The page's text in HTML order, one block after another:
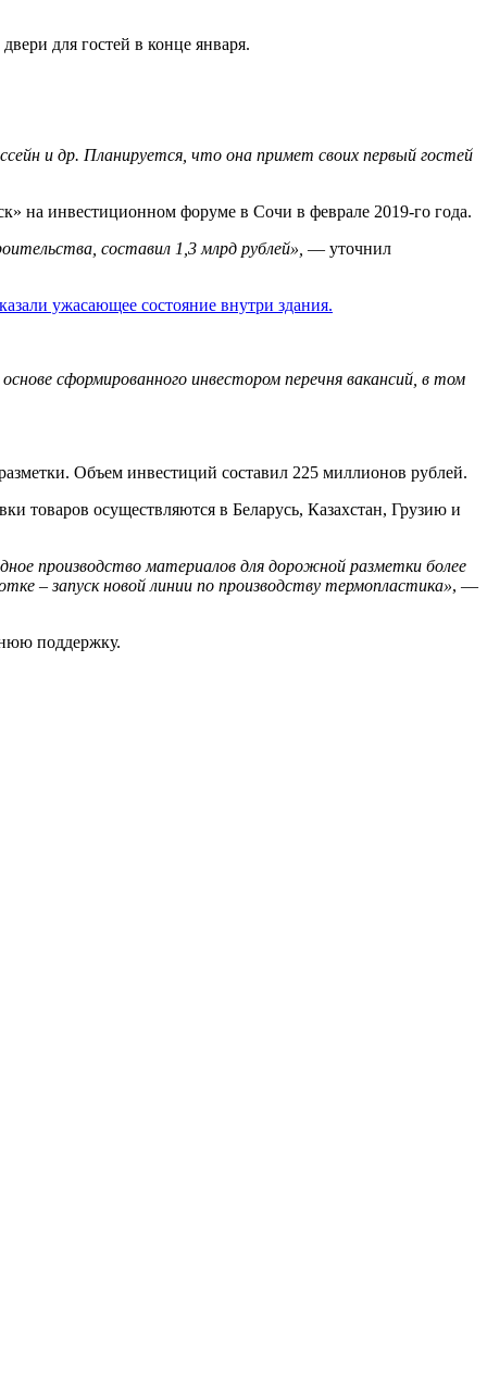
для гостей в конце января.
и др. Планируется, что она примет своих первый гостей
на инвестиционном форуме в Сочи в феврале 2019-го года.
составил 1,3 млрд рублей», — уточнил
ужасающее состояние внутри здания.
сформированного инвестором перечня вакансий, в том
Объем инвестиций составил 225 миллионов рублей.
товаров осуществляются в Беларусь, Казахстан, Грузию и
производство материалов для дорожной разметки более
– запуск новой линии по производству термопластика», —
поддержку.